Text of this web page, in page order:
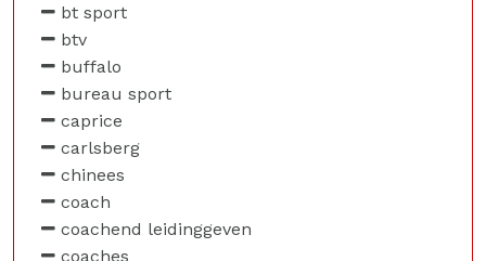
bt sport
btv
buffalo
bureau sport
caprice
carlsberg
chinees
coach
coachend leidinggeven
coaches